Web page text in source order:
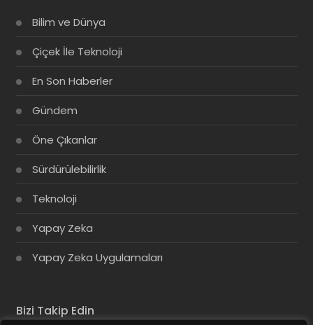
Bilim ve Dünya
Çiçek İle Teknoloji
En Son Haberler
Gündem
Öne Çıkanlar
Sürdürülebilirlik
Teknoloji
Yapay Zeka
Yapay Zeka Uygulamaları
Bizi Takip Edin